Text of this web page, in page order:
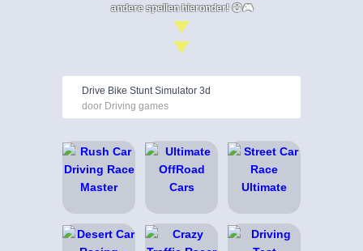
andere spellen hieronder! 😄🎮
Drive Bike Stunt Simulator 3d
door Driving games